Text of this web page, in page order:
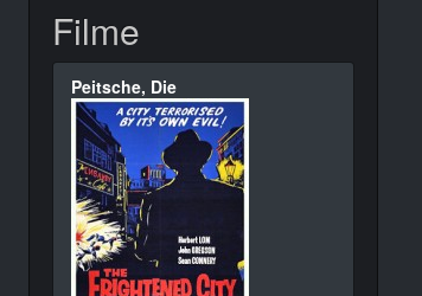
Filme
Peitsche, Die